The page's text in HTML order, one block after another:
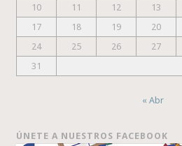
10
11 12 13
17
18 19 20
24
25 26 27
31
« Abr
ÚNETE A NUESTROS FACEBOOK